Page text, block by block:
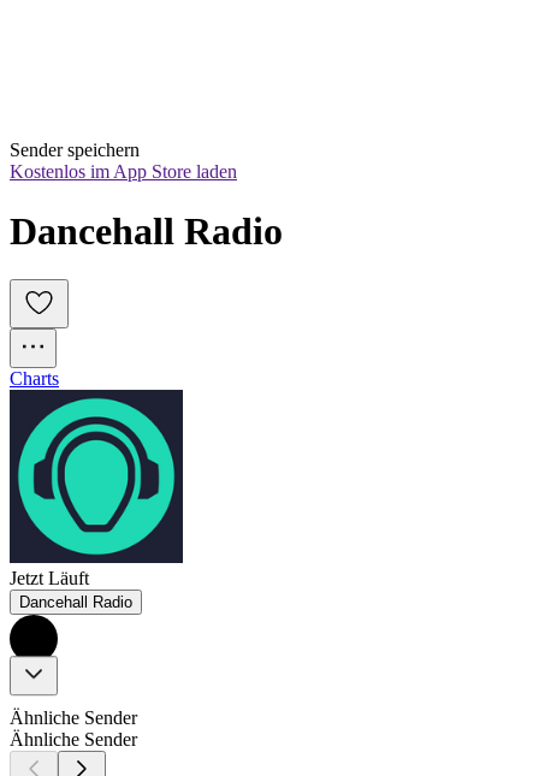
Sender speichern
Kostenlos im App Store laden
Dancehall Radio
Charts
Jetzt Läuft
Dancehall Radio
Ähnliche Sender
Ähnliche Sender